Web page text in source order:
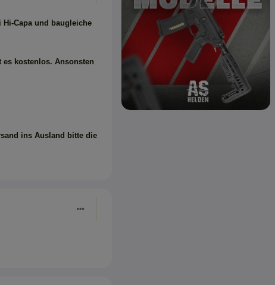
Capa und baugleiche
kostenlos. Ansonsten
ins Ausland bitte die